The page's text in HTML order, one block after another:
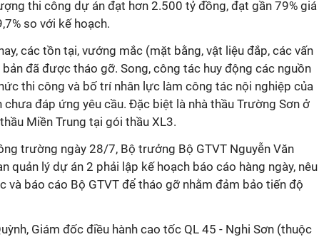
thi công dự án đạt hơn 2.500 tỷ đồng, đạt gần 79% giá
so với kế hoạch.
các tồn tại, vướng mắc (mặt bằng, vật liệu đắp, các vấn
đã được tháo gỡ. Song, công tác huy động các nguồn
thi công và bố trí nhân lực làm công tác nội nghiệp của
đáp ứng yêu cầu. Đặc biệt là nhà thầu Trường Sơn ở
Miền Trung tại gói thầu XL3.
trường ngày 28/7, Bộ trưởng Bộ GTVT Nguyễn Văn
quản lý dự án 2 phải lập kế hoạch báo cáo hàng ngày, nêu
và báo cáo Bộ GTVT để tháo gỡ nhằm đảm bảo tiến độ
Giám đốc điều hành cao tốc QL 45 - Nghi Sơn (thuộc